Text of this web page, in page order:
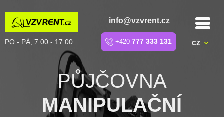
info@vzvrent.cz
PO - PÁ, 7:00 - 17:00 +420 777 333 131 cz
PŮJČOVNA
MANIPULAČNÍ